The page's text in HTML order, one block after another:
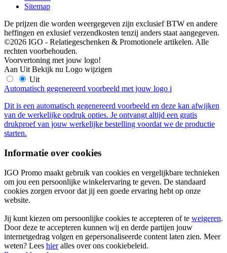
Sitemap
De prijzen die worden weergegeven zijn exclusief BTW en andere
heffingen en exlusief verzendkosten tenzij anders staat aangegeven.
©2026 IGO - Relatiegeschenken & Promotionele artikelen. Alle
rechten voorbehouden.
Voorvertoning met jouw logo!
Aan Uit Bekijk nu Logo wijzigen
Uit
Automatisch gegenereerd voorbeeld met jouw logo i
Dit is een automatisch gegenereerd voorbeeld en deze kan afwijken
van de werkelijke opdruk opties. Je ontvangt altijd een gratis
drukproef van jouw werkelijke bestelling voordat we de productie
starten.
Informatie over cookies
IGO Promo maakt gebruik van cookies en vergelijkbare technieken
om jou een persoonlijke winkelervaring te geven. De standaard
cookies zorgen ervoor dat jij een goede ervaring hebt op onze
website.
Jij kunt kiezen om persoonlijke cookies te accepteren of te weigeren.
Door deze te accepteren kunnen wij en derde partijen jouw
internetgedrag volgen en gepersonaliseerde content laten zien. Meer
weten? Lees hieralles over ons cookiebeleid.